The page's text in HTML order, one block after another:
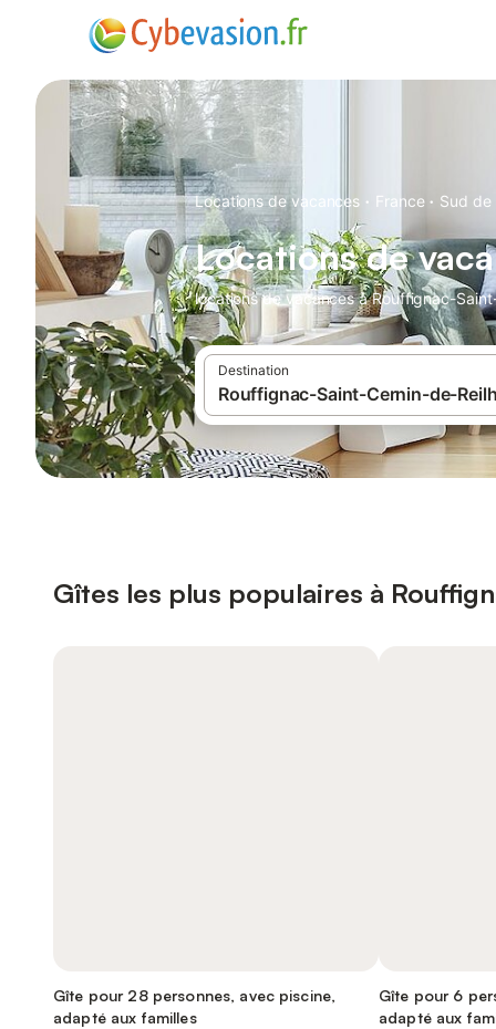
Locations de vacances · France · Sud de
Locations de
locations de vacances à Rouffignac-
Destination
Gîtes les plus populaires à
Gîte pour 28 personnes, avec piscine,
adapté aux familles
Gîte pour 6
adapté aux